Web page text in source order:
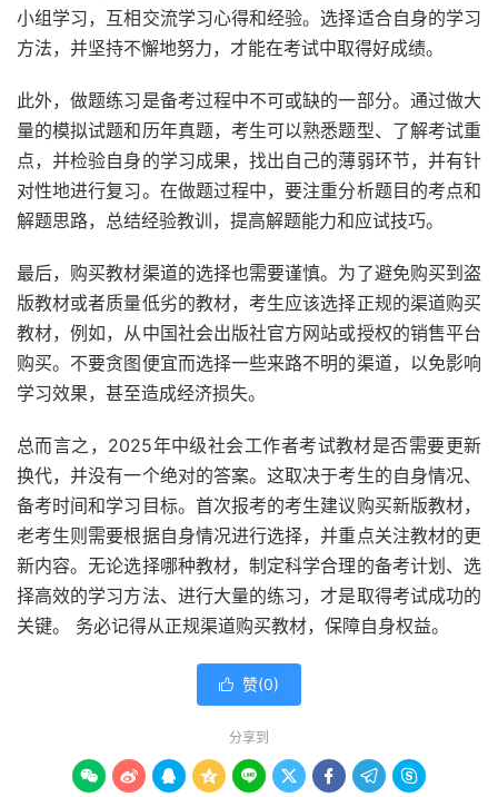
小组学习，互相交流学习心得和经验。选择适合自身的学习
方法，并坚持不懈地努力，才能在考试中取得好成绩。
此外，做题练习是备考过程中不可或缺的一部分。通过做大
量的模拟试题和历年真题，考生可以熟悉题型、了解考试重
点，并检验自身的学习成果，找出自己的薄弱环节，并有针
对性地进行复习。在做题过程中，要注重分析题目的考点和
解题思路，总结经验教训，提高解题能力和应试技巧。
最后，购买教材渠道的选择也需要谨慎。为了避免购买到盗
版教材或者质量低劣的教材，考生应该选择正规的渠道购买
教材，例如，从中国社会出版社官方网站或授权的销售平台
购买。不要贪图便宜而选择一些来路不明的渠道，以免影响
学习效果，甚至造成经济损失。
总而言之，2025年中级社会工作者考试教材是否需要更新
换代，并没有一个绝对的答案。这取决于考生的自身情况、
备考时间和学习目标。首次报考的考生建议购买新版教材，
老考生则需要根据自身情况进行选择，并重点关注教材的更
新内容。无论选择哪种教材，制定科学合理的备考计划、选
择高效的学习方法、进行大量的练习，才是取得考试成功的
关键。 务必记得从正规渠道购买教材，保障自身权益。
 赞(0)
分享到
        